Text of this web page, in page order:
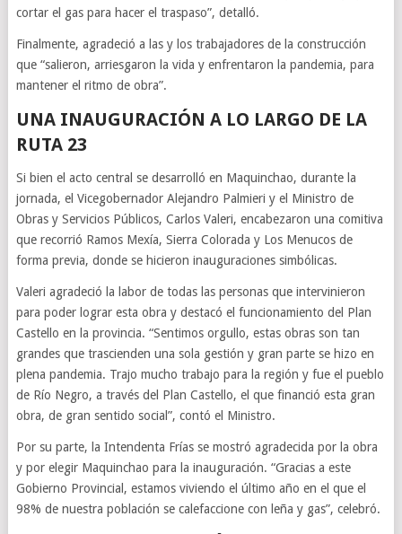
cortar el gas para hacer el traspaso”, detalló.
Finalmente, agradeció a las y los trabajadores de la construcción
que “salieron, arriesgaron la vida y enfrentaron la pandemia, para
mantener el ritmo de obra”.
UNA INAUGURACIÓN A LO LARGO DE LA
RUTA 23
Si bien el acto central se desarrolló en Maquinchao, durante la
jornada, el Vicegobernador Alejandro Palmieri y el Ministro de
Obras y Servicios Públicos, Carlos Valeri, encabezaron una comitiva
que recorrió Ramos Mexía, Sierra Colorada y Los Menucos de
forma previa, donde se hicieron inauguraciones simbólicas.
Valeri agradeció la labor de todas las personas que intervinieron
para poder lograr esta obra y destacó el funcionamiento del Plan
Castello en la provincia. “Sentimos orgullo, estas obras son tan
grandes que trascienden una sola gestión y gran parte se hizo en
plena pandemia. Trajo mucho trabajo para la región y fue el pueblo
de Río Negro, a través del Plan Castello, el que financió esta gran
obra, de gran sentido social”, contó el Ministro.
Por su parte, la Intendenta Frías se mostró agradecida por la obra
y por elegir Maquinchao para la inauguración. “Gracias a este
Gobierno Provincial, estamos viviendo el último año en el que el
98% de nuestra población se calefaccione con leña y gas”, celebró.